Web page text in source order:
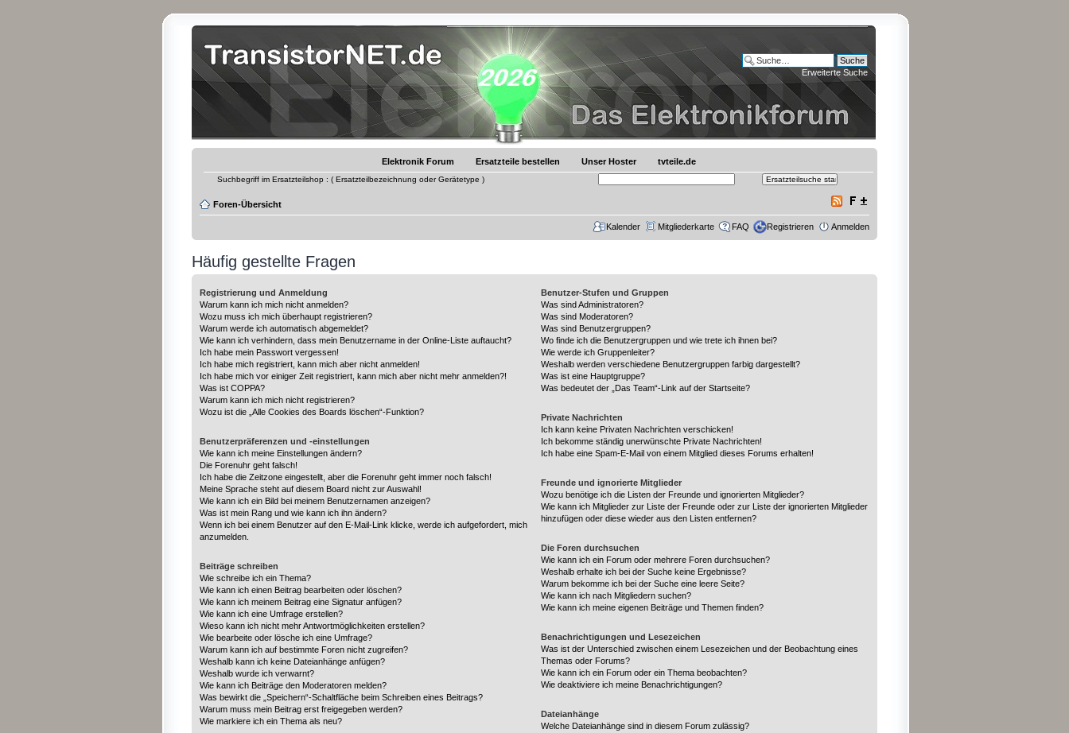
Erweiterte Suche
Elektronik Forum Ersatzteile bestellen Unser Hoster tvteile.de
Suchbegriff im Ersatzteilshop : ( Ersatzteilbezeichnung oder Gerätetype )
Foren-Übersicht
Kalender Mitgliederkarte FAQ Registrieren Anmelden
Häufig gestellte Fragen
Registrierung und Anmeldung
Warum kann ich mich nicht anmelden?
Wozu muss ich mich überhaupt registrieren?
Warum werde ich automatisch abgemeldet?
Wie kann ich verhindern, dass mein Benutzername in der Online-Liste auftaucht?
Ich habe mein Passwort vergessen!
Ich habe mich registriert, kann mich aber nicht anmelden!
Ich habe mich vor einiger Zeit registriert, kann mich aber nicht mehr anmelden?!
Was ist COPPA?
Warum kann ich mich nicht registrieren?
Wozu ist die „Alle Cookies des Boards löschen“-Funktion?
Benutzerpräferenzen und -einstellungen
Wie kann ich meine Einstellungen ändern?
Die Forenuhr geht falsch!
Ich habe die Zeitzone eingestellt, aber die Forenuhr geht immer noch falsch!
Meine Sprache steht auf diesem Board nicht zur Auswahl!
Wie kann ich ein Bild bei meinem Benutzernamen anzeigen?
Was ist mein Rang und wie kann ich ihn ändern?
Wenn ich bei einem Benutzer auf den E-Mail-Link klicke, werde ich aufgefordert, mich
anzumelden.
Beiträge schreiben
Wie schreibe ich ein Thema?
Wie kann ich einen Beitrag bearbeiten oder löschen?
Wie kann ich meinem Beitrag eine Signatur anfügen?
Wie kann ich eine Umfrage erstellen?
Wieso kann ich nicht mehr Antwortmöglichkeiten erstellen?
Wie bearbeite oder lösche ich eine Umfrage?
Warum kann ich auf bestimmte Foren nicht zugreifen?
Weshalb kann ich keine Dateianhänge anfügen?
Weshalb wurde ich verwarnt?
Wie kann ich Beiträge den Moderatoren melden?
Was bewirkt die „Speichern“-Schaltfläche beim Schreiben eines Beitrags?
Warum muss mein Beitrag erst freigegeben werden?
Wie markiere ich ein Thema als neu?
Benutzer-Stufen und Gruppen
Was sind Administratoren?
Was sind Moderatoren?
Was sind Benutzergruppen?
Wo finde ich die Benutzergruppen und wie trete ich ihnen bei?
Wie werde ich Gruppenleiter?
Weshalb werden verschiedene Benutzergruppen farbig dargestellt?
Was ist eine Hauptgruppe?
Was bedeutet der „Das Team“-Link auf der Startseite?
Private Nachrichten
Ich kann keine Privaten Nachrichten verschicken!
Ich bekomme ständig unerwünschte Private Nachrichten!
Ich habe eine Spam-E-Mail von einem Mitglied dieses Forums erhalten!
Freunde und ignorierte Mitglieder
Wozu benötige ich die Listen der Freunde und ignorierten Mitglieder?
Wie kann ich Mitglieder zur Liste der Freunde oder zur Liste der ignorierten Mitglieder
hinzufügen oder diese wieder aus den Listen entfernen?
Die Foren durchsuchen
Wie kann ich ein Forum oder mehrere Foren durchsuchen?
Weshalb erhalte ich bei der Suche keine Ergebnisse?
Warum bekomme ich bei der Suche eine leere Seite?
Wie kann ich nach Mitgliedern suchen?
Wie kann ich meine eigenen Beiträge und Themen finden?
Benachrichtigungen und Lesezeichen
Was ist der Unterschied zwischen einem Lesezeichen und der Beobachtung eines
Themas oder Forums?
Wie kann ich ein Forum oder ein Thema beobachten?
Wie deaktiviere ich meine Benachrichtigungen?
Dateianhänge
Welche Dateianhänge sind in diesem Forum zulässig?